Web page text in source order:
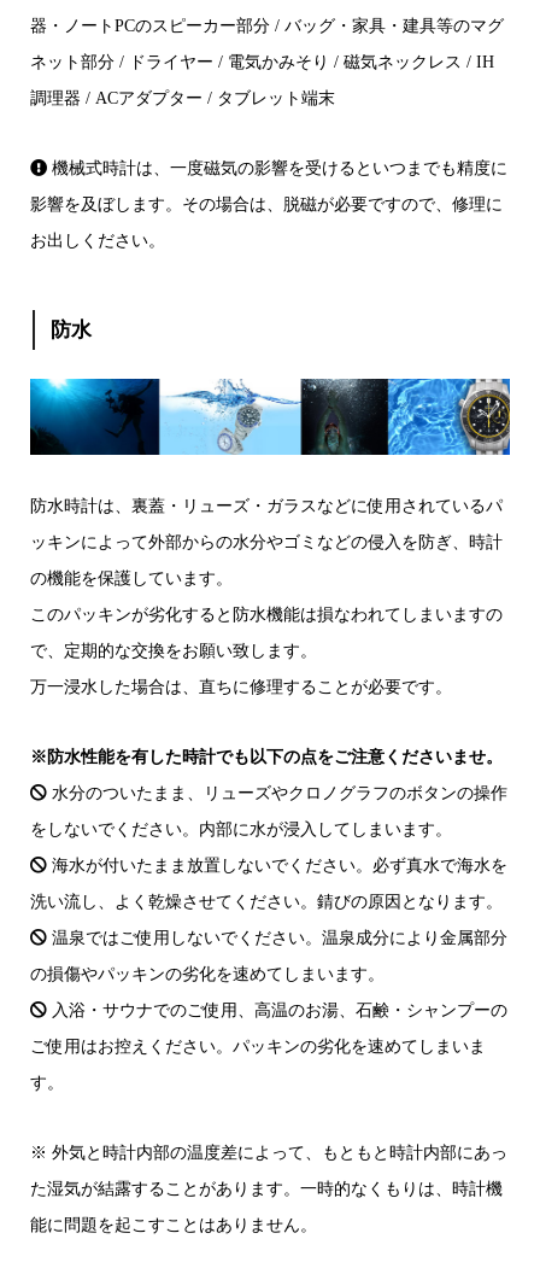
器・ノートPCのスピーカー部分 / バッグ・家具・建具等のマグ
ネット部分 / ドライヤー / 電気かみそり / 磁気ネックレス / IH
調理器 / ACアダプター / タブレット端末
機械式時計は、一度磁気の影響を受けるといつまでも精度に
影響を及ぼします。その場合は、脱磁が必要ですので、修理に
お出しください。
防水
防水時計は、裏蓋・リューズ・ガラスなどに使用されているパ
ッキンによって外部からの水分やゴミなどの侵入を防ぎ、時計
の機能を保護しています。
このパッキンが劣化すると防水機能は損なわれてしまいますの
で、定期的な交換をお願い致します。
万一浸水した場合は、直ちに修理することが必要です。
※防水性能を有した時計でも以下の点をご注意くださいませ。
水分のついたまま、リューズやクロノグラフのボタンの操作
をしないでください。内部に水が浸入してしまいます。
海水が付いたまま放置しないでください。必ず真水で海水を
洗い流し、よく乾燥させてください。錆びの原因となります。
温泉ではご使用しないでください。温泉成分により金属部分
の損傷やパッキンの劣化を速めてしまいます。
入浴・サウナでのご使用、高温のお湯、石鹸・シャンプーの
ご使用はお控えください。パッキンの劣化を速めてしまいま
す。
※ 外気と時計内部の温度差によって、もともと時計内部にあっ
た湿気が結露することがあります。一時的なくもりは、時計機
能に問題を起こすことはありません。